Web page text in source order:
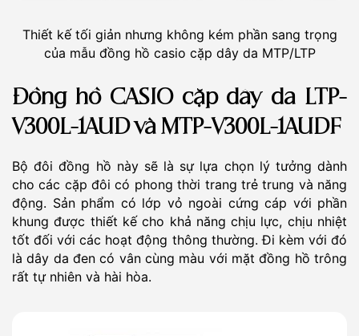
Thiết kế tối giản nhưng không kém phần sang trọng
của mẫu đồng hồ casio cặp dây da MTP/LTP
Đồng hồ CASIO cặp dây da LTP-
V300L-1AUD và MTP-V300L-1AUDF
Bộ đôi đồng hồ này sẽ là sự lựa chọn lý tưởng dành
cho các cặp đôi có phong thời trang trẻ trung và năng
động. Sản phẩm có lớp vỏ ngoài cứng cáp với phần
khung được thiết kế cho khả năng chịu lực, chịu nhiệt
tốt đối với các hoạt động thông thường. Đi kèm với đó
là dây da đen có vân cùng màu với mặt đồng hồ trông
rất tự nhiên và hài hòa.